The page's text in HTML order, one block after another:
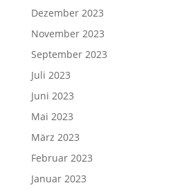
Dezember 2023
November 2023
September 2023
Juli 2023
Juni 2023
Mai 2023
März 2023
Februar 2023
Januar 2023